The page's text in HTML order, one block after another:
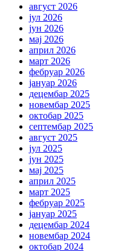
август 2026
јул 2026
јун 2026
мај 2026
април 2026
март 2026
фебруар 2026
јануар 2026
децембар 2025
новембар 2025
октобар 2025
септембар 2025
август 2025
јул 2025
јун 2025
мај 2025
април 2025
март 2025
фебруар 2025
јануар 2025
децембар 2024
новембар 2024
октобар 2024